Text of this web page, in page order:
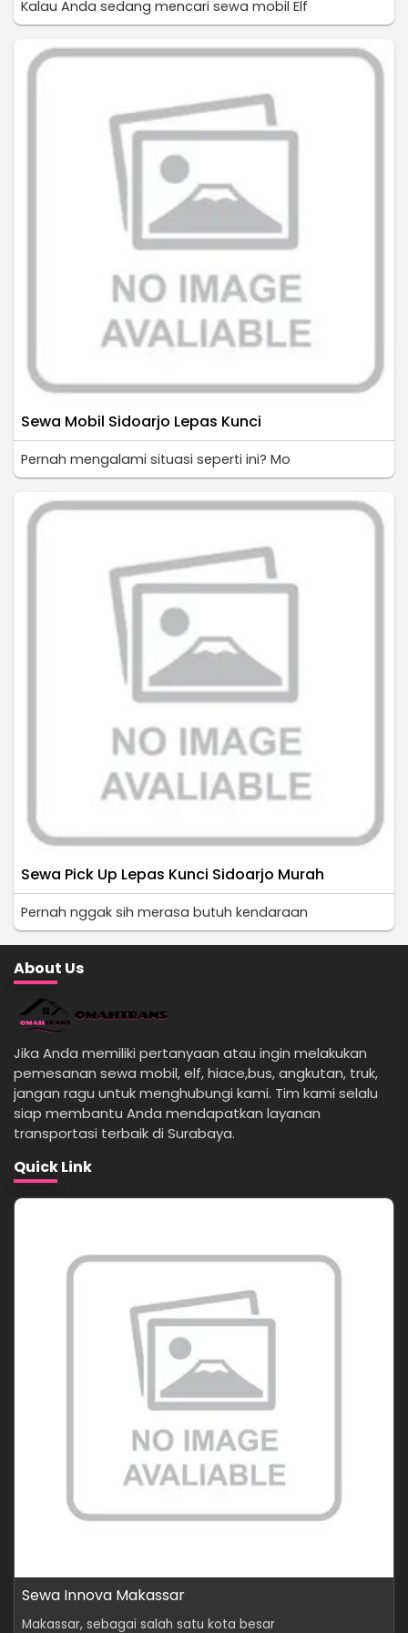
Kalau Anda sedang mencari sewa mobil Elf
Sewa Mobil Sidoarjo Lepas Kunci
Pernah mengalami situasi seperti ini? Mo
Sewa Pick Up Lepas Kunci Sidoarjo Murah
Pernah nggak sih merasa butuh kendaraan
About Us
Jika Anda memiliki pertanyaan atau ingin melakukan
pemesanan sewa mobil, elf, hiace,bus, angkutan, truk,
jangan ragu untuk menghubungi kami. Tim kami selalu
siap membantu Anda mendapatkan layanan
transportasi terbaik di Surabaya.
Quick Link
Sewa Innova Makassar
Makassar, sebagai salah satu kota besar